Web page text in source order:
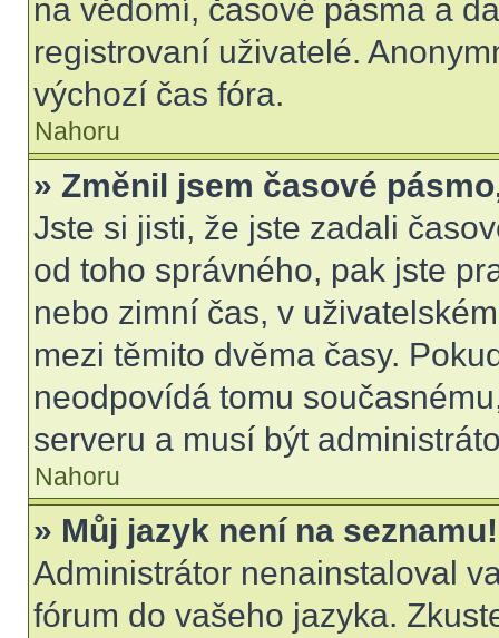
na vědomí, časové pásma a
registrovaní uživatelé.
výchozí čas fóra.
Nahoru
» Změnil jsem časové
Jste si jisti, že jste zadali
od toho správného, pak jste
nebo zimní čas, v
mezi těmito dvěma časy.
neodpovídá tomu
serveru a musí být
Nahoru
» Můj jazyk není na seznamu!
Administrátor nenainstaloval
fórum do vašeho jazyka.